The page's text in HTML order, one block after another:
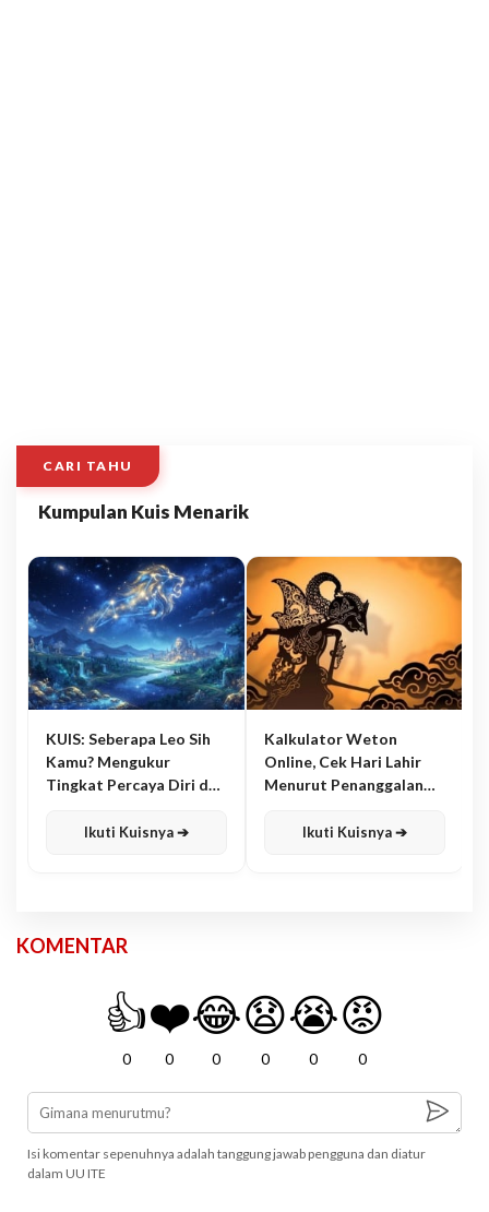
CARI TAHU
Kumpulan Kuis Menarik
KUIS: Seberapa Leo Sih
Kamu? Mengukur
Tingkat Percaya Diri dan
Ikuti Kuisnya ➔
Kalkulator Weton
Online, Cek Hari Lahir
Menurut Penanggalan
Ikuti Kuisnya ➔
KOMENTAR
👍
0
❤️
0
😂
0
😧
0
😭
0
😡
0
Isi komentar sepenuhnya adalah tanggung jawab pengguna dan diatur
dalam UU ITE